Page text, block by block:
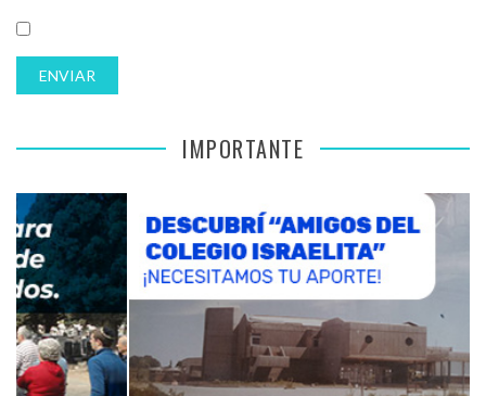
IMPORTANTE